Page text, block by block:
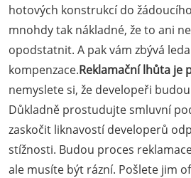
hotových konstrukcí do
mnohdy tak nákladné, že to ani
opodstatnit. A pak vám zbývá
kompenzace.Reklamační lhůta je
nemyslete si, že developeři
Důkladně prostudujte smluvní
zaskočit liknavostí developerů
stížnosti. Budou proces
ale musíte být rázní. Pošlete jim